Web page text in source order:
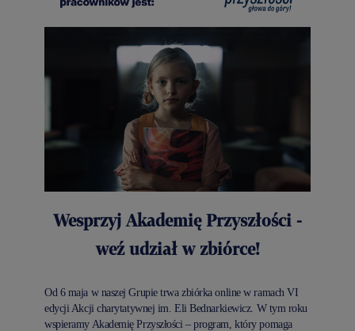
Wesprzyj Akademię Przyszłości -
weź udział w zbiórce!
Od 6 maja w naszej Grupie trwa zbiórka online w ramach VI
edycji Akcji charytatywnej im. Eli Bednarkiewicz. W tym roku
wspieramy Akademię Przyszłości – program, który pomaga